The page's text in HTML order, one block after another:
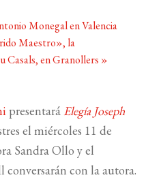
MI CUENTA
BUSCAR
Monegal en Valencia
Maestro», la
Casals, en Granollers »
presentará Elegía Joseph
el miércoles 11 de
Sandra Ollo y el
con la autora.